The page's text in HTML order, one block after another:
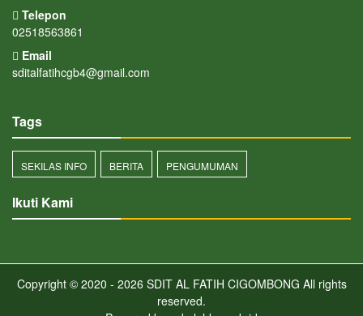
Telepon
02518563861
Email
sditalfatihcgb4@gmail.com
Tags
SEKILAS INFO BERITA PENGUMUMAN
Ikuti Kami
Copyright © 2020 - 2026 SDIT AL FATIH CIGOMBONG All rights
reserved.